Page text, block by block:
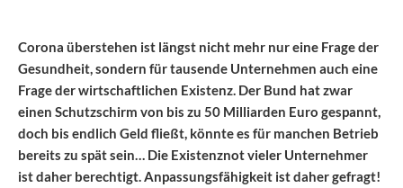
Corona überstehen ist längst nicht mehr nur eine Frage der
Gesundheit, sondern für tausende Unternehmen auch eine
Frage der wirtschaftlichen Existenz. Der Bund hat zwar
einen Schutzschirm von bis zu 50 Milliarden Euro gespannt,
doch bis endlich Geld fließt, könnte es für manchen Betrieb
bereits zu spät sein… Die Existenznot vieler Unternehmer
ist daher berechtigt. Anpassungsfähigkeit ist daher gefragt!